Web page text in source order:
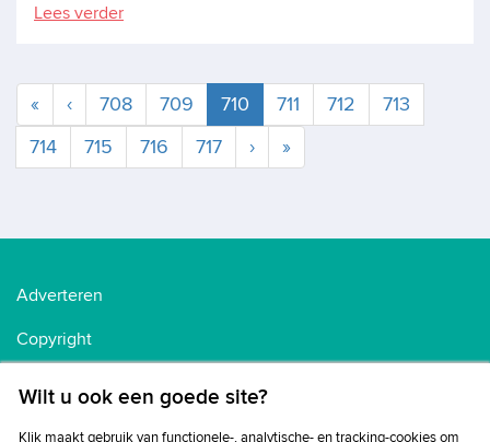
Lees verder
« ‹ 708 709 710 Huidige
711 712
713
714
715 716 717 › »
Adverteren
Copyright
Wilt u ook een goede site?
Klik maakt gebruik van functionele-, analytische- en tracking-cookies om